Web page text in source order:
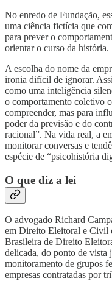
No enredo de Fundação,
uma ciência fictícia que
para prever o
orientar o curso da história.
A escolha do nome da
ironia difícil de ignorar.
como uma inteligência
o comportamento coletivo
compreender, mas para
poder da previsão e do
racional”. Na vida real, a
monitorar conversas e
espécie de “psicohistória
O que diz a lei
O advogado Richard
em Direito Eleitoral e Civil
Brasileira de Direito
delicada, do ponto de
monitoramento de grupos
empresas contratadas por